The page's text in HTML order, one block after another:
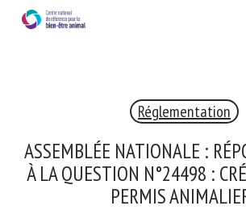
Réglementation
ASSEMBLÉE NATIONALE :
ÉCRITE À LA QUESTION
CRÉATION D’UN PERMIS
RECEVEZ CHAQUE MOIS
LES DERNIÈRES ACTUALITÉS SUR
ANIMAL